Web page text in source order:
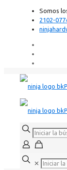
Somos
2102-
✕